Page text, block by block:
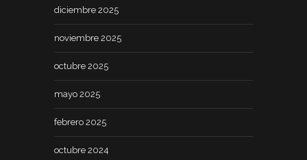
diciembre 2025
noviembre 2025
octubre 2025
mayo 2025
febrero 2025
octubre 2024